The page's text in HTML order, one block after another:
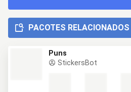
PACOTES RELACIONADOS
Puns
StickersBot